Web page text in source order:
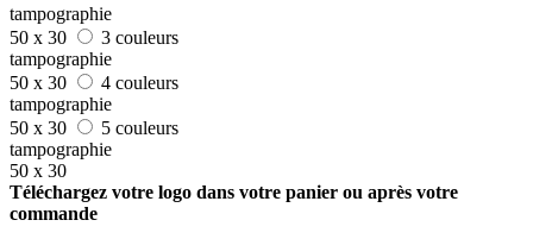
tampographie
50 x 30
3 couleurs
tampographie
50 x 30
4 couleurs
tampographie
50 x 30
5 couleurs
tampographie
50 x 30
Téléchargez votre logo dans votre panier ou après votre
commande